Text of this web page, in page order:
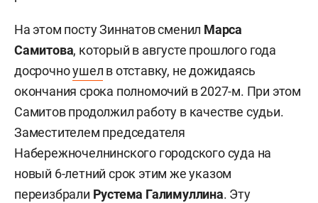
На этом посту Зиннатов сменил Марса
Самитова, который в августе прошлого года
досрочноушел в отставку, не дожидаясь
окончания срока полномочий в 2027-м. При этом
Самитов продолжил работу в качестве судьи.
Заместителем председателя
Набережночелнинского городского суда на
новый 6-летний срок этим же указом
переизбрали Рустема Галимуллина. Эту